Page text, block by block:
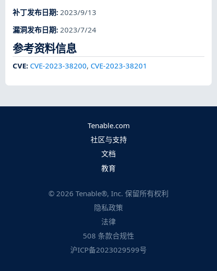
补丁发布日期:2023/9/13
漏洞发布日期:2023/7/24
参考资料信息
CVE: CVE-2023-38200, CVE-2023-38201
Tenable.com
社区与支持
文档
教育
© 2026 Tenable®, Inc. 保留所有权利
隐私政策
法律
508 条款合规性
沪ICP备2023029599号